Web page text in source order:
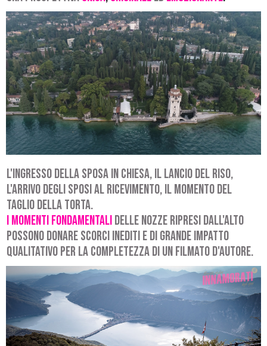
L'ingresso della sposa in Chiesa, il lancio del riso,
l'arrivo degli sposi al ricevimento, il momento del
taglio della torta.
I momenti Fondamentalidelle nozze ripresi dall'alto
possono donare scorci inediti e di grande impatto
qualitativo per la completezza di un filmato d'autore.